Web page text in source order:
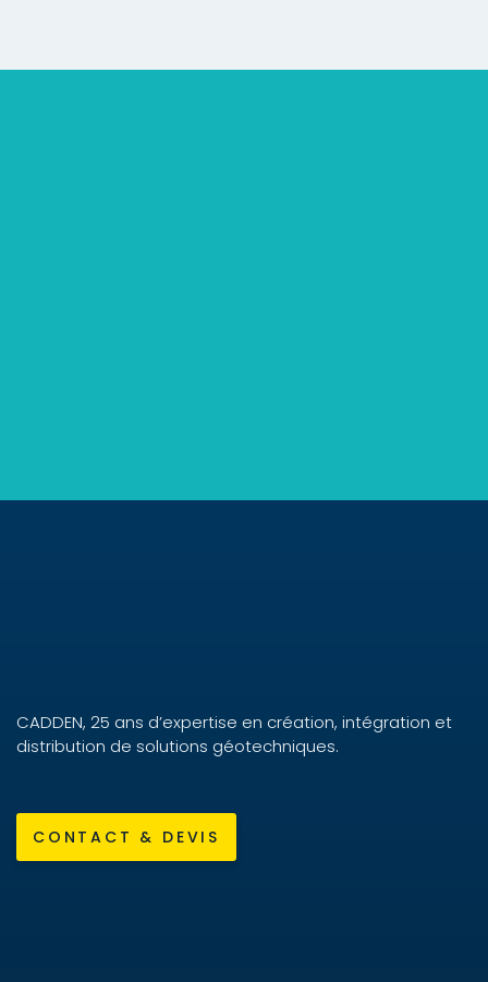
CADDEN, 25 ans d’expertise en création, intégration et
distribution de solutions géotechniques.
CONTACT & DEVIS